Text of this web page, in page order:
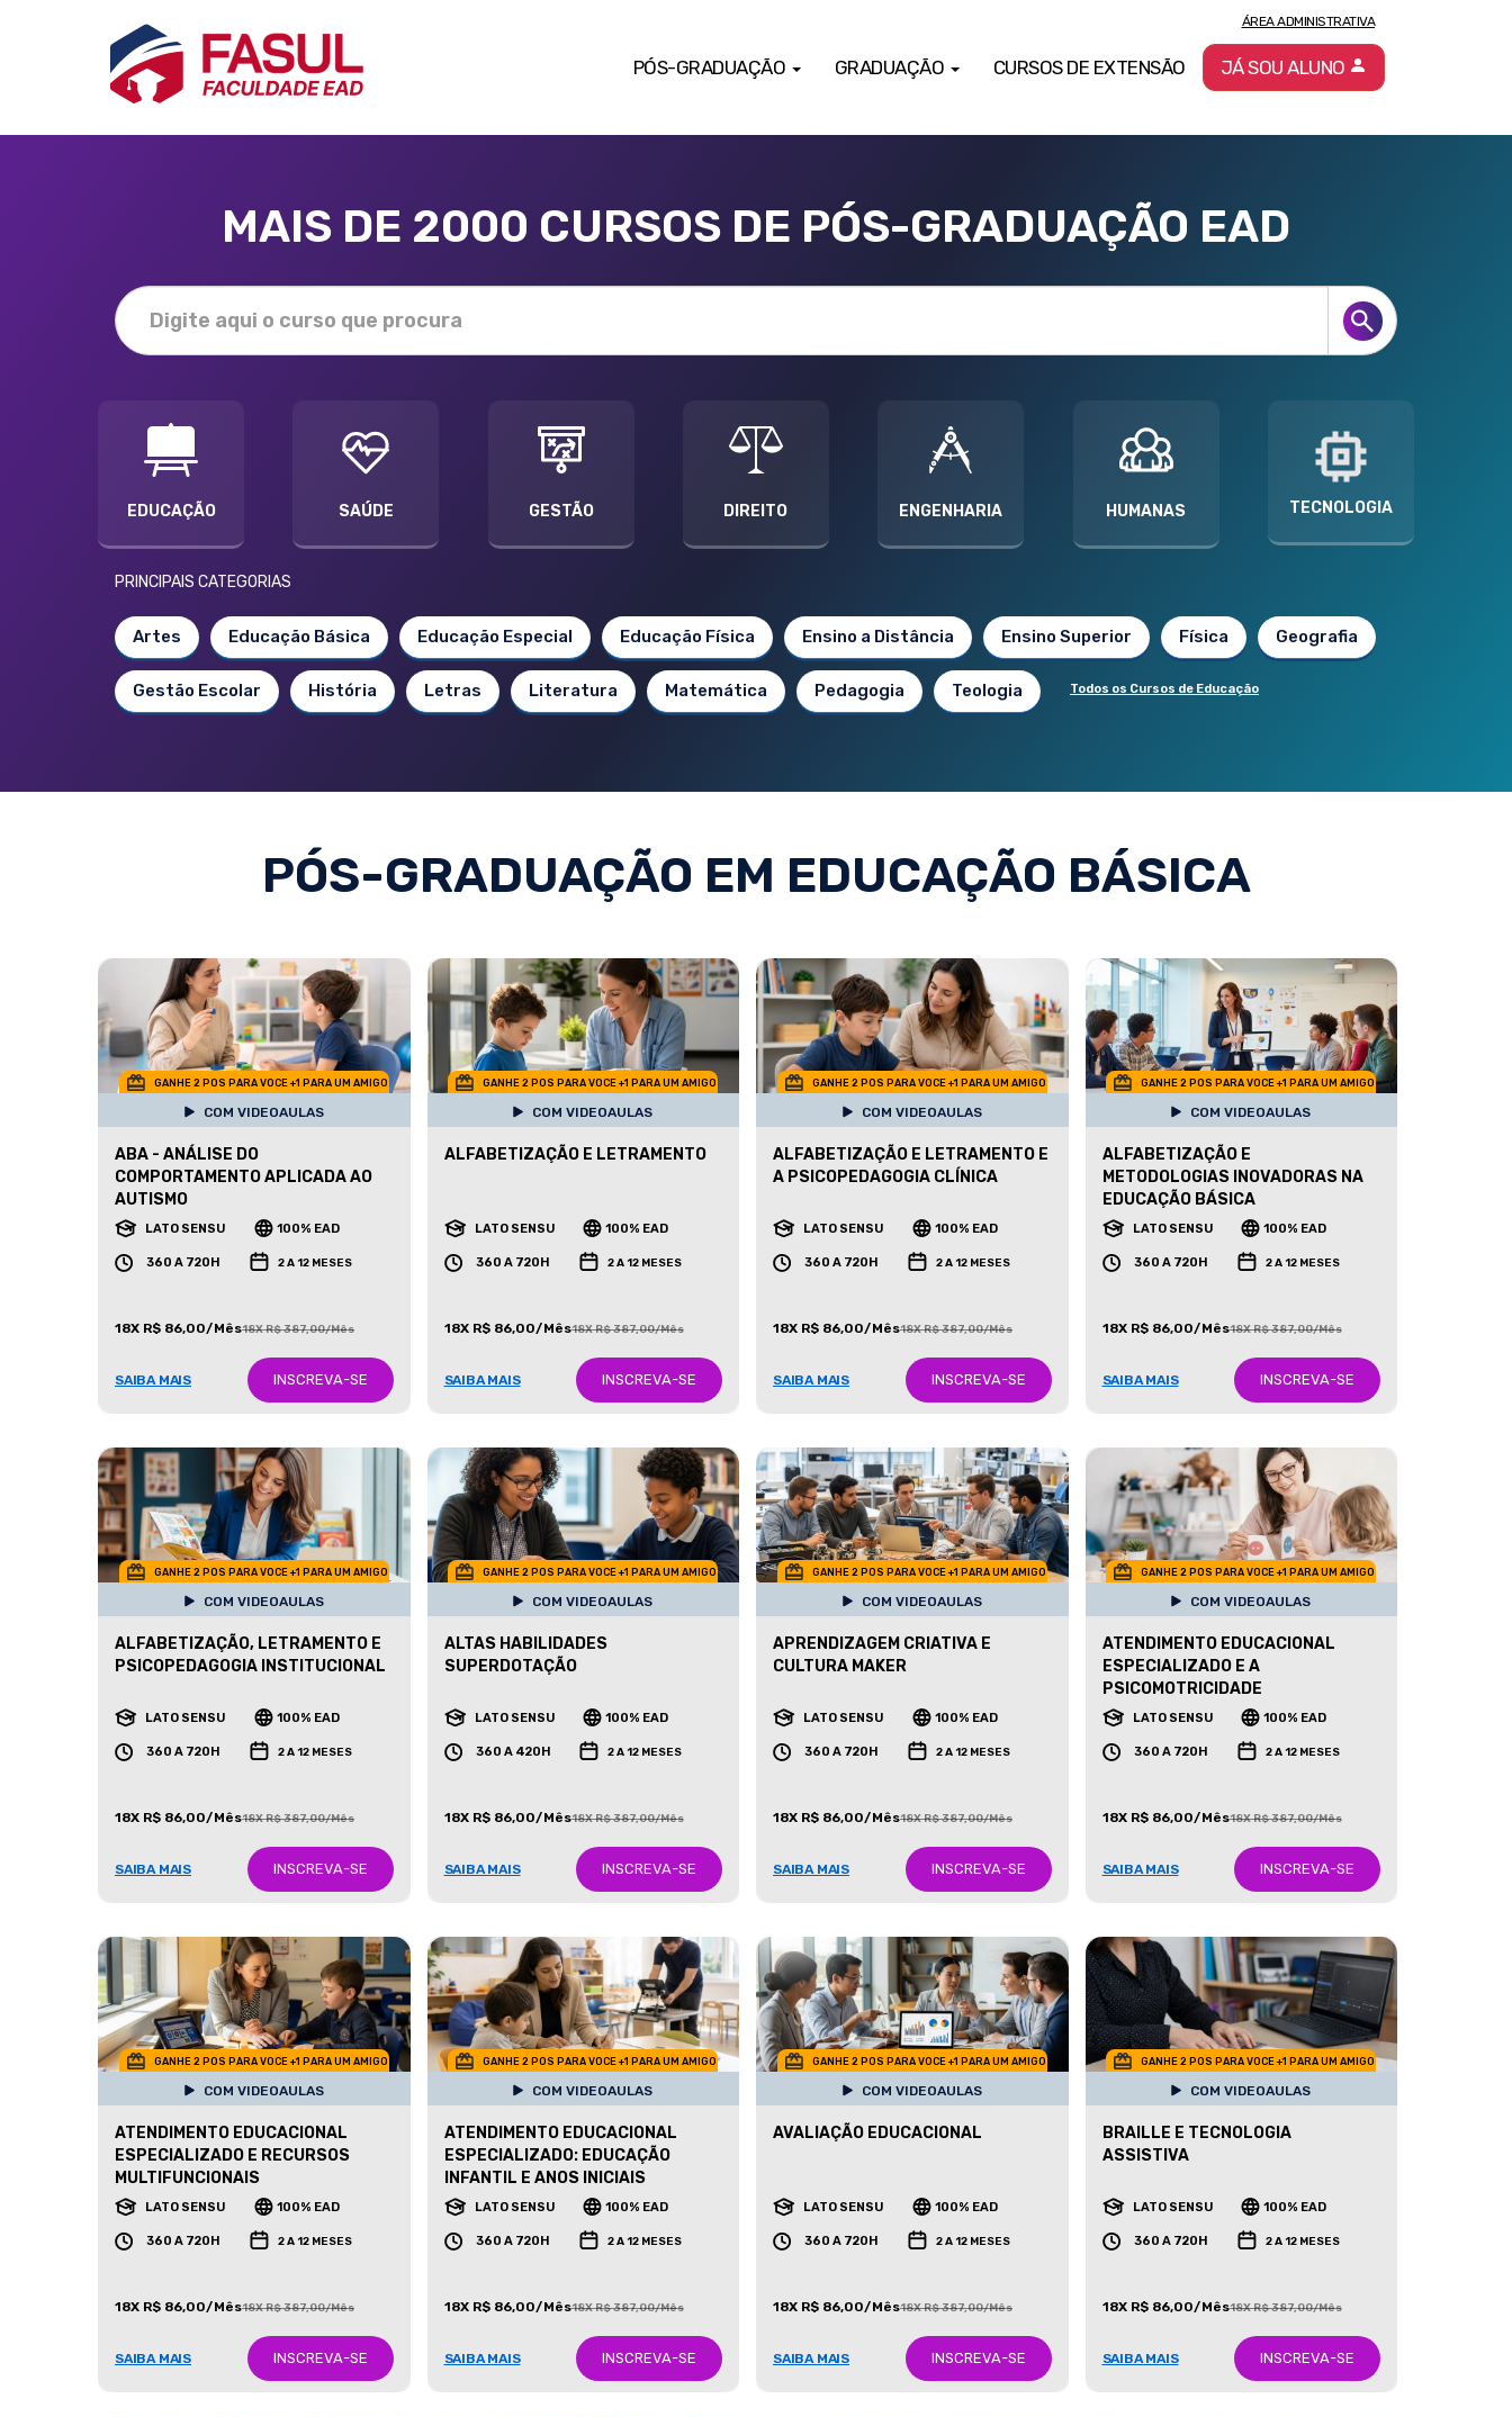
PÓS-GRADUAÇÃO GRADUAÇÃO CURSOS DE EXTENSÃO
ÁREA ADMINISTRATIVA
JÁ SOU ALUNO
MAIS DE 2000 CURSOS DE PÓS-GRADUAÇÃO EAD
EDUCAÇÃO SAÚDE GESTÃO DIREITO ENGENHARIA HUMANAS TECNOLOGIA
PRINCIPAIS CATEGORIAS
Artes Educação Básica Educação Especial Educação Física Ensino a Distância Ensino Superior Física Geografia
Gestão Escolar História Letras Literatura Matemática Pedagogia Teologia Todos os Cursos de Educação
PÓS-GRADUAÇÃO EM EDUCAÇÃO BÁSICA
GANHE 2 POS PARA VOCE +1 PARA UM AMIGO
COM VIDEOAULAS
ABA - ANÁLISE DO
COMPORTAMENTO APLICADA AO
AUTISMO
LATO SENSU 100% EAD
360 A 720H 2 A 12 MESES
18X R$ 86,00/Mês18X R$ 387,00/Mês
SAIBA MAIS INSCREVA-SE
GANHE 2 POS PARA VOCE +1 PARA UM AMIGO
COM VIDEOAULAS
ALFABETIZAÇÃO E LETRAMENTO
LATO SENSU 100% EAD
360 A 720H 2 A 12 MESES
18X R$ 86,00/Mês18X R$ 387,00/Mês
SAIBA MAIS INSCREVA-SE
GANHE 2 POS PARA VOCE +1 PARA UM AMIGO
COM VIDEOAULAS
ALFABETIZAÇÃO E LETRAMENTO E
A PSICOPEDAGOGIA CLÍNICA
LATO SENSU 100% EAD
360 A 720H 2 A 12 MESES
18X R$ 86,00/Mês18X R$ 387,00/Mês
SAIBA MAIS INSCREVA-SE
GANHE 2 POS PARA VOCE +1 PARA UM AMIGO
COM VIDEOAULAS
ALFABETIZAÇÃO E
METODOLOGIAS INOVADORAS NA
EDUCAÇÃO BÁSICA
LATO SENSU 100% EAD
360 A 720H 2 A 12 MESES
18X R$ 86,00/Mês18X R$ 387,00/Mês
SAIBA MAIS INSCREVA-SE
GANHE 2 POS PARA VOCE +1 PARA UM AMIGO
COM VIDEOAULAS
ALFABETIZAÇÃO, LETRAMENTO E
PSICOPEDAGOGIA INSTITUCIONAL
LATO SENSU 100% EAD
360 A 720H 2 A 12 MESES
18X R$ 86,00/Mês18X R$ 387,00/Mês
SAIBA MAIS INSCREVA-SE
GANHE 2 POS PARA VOCE +1 PARA UM AMIGO
COM VIDEOAULAS
ALTAS HABILIDADES
SUPERDOTAÇÃO
LATO SENSU 100% EAD
360 A 420H 2 A 12 MESES
18X R$ 86,00/Mês18X R$ 387,00/Mês
SAIBA MAIS INSCREVA-SE
GANHE 2 POS PARA VOCE +1 PARA UM AMIGO
COM VIDEOAULAS
APRENDIZAGEM CRIATIVA E
CULTURA MAKER
LATO SENSU 100% EAD
360 A 720H 2 A 12 MESES
18X R$ 86,00/Mês18X R$ 387,00/Mês
SAIBA MAIS INSCREVA-SE
GANHE 2 POS PARA VOCE +1 PARA UM AMIGO
COM VIDEOAULAS
ATENDIMENTO EDUCACIONAL
ESPECIALIZADO E A
PSICOMOTRICIDADE
LATO SENSU 100% EAD
360 A 720H 2 A 12 MESES
18X R$ 86,00/Mês18X R$ 387,00/Mês
SAIBA MAIS INSCREVA-SE
GANHE 2 POS PARA VOCE +1 PARA UM AMIGO
COM VIDEOAULAS
ATENDIMENTO EDUCACIONAL
ESPECIALIZADO E RECURSOS
MULTIFUNCIONAIS
LATO SENSU 100% EAD
360 A 720H 2 A 12 MESES
18X R$ 86,00/Mês18X R$ 387,00/Mês
SAIBA MAIS INSCREVA-SE
GANHE 2 POS PARA VOCE +1 PARA UM AMIGO
COM VIDEOAULAS
ATENDIMENTO EDUCACIONAL
ESPECIALIZADO: EDUCAÇÃO
INFANTIL E ANOS INICIAIS
LATO SENSU 100% EAD
360 A 720H 2 A 12 MESES
18X R$ 86,00/Mês18X R$ 387,00/Mês
SAIBA MAIS INSCREVA-SE
GANHE 2 POS PARA VOCE +1 PARA UM AMIGO
COM VIDEOAULAS
AVALIAÇÃO EDUCACIONAL
LATO SENSU 100% EAD
360 A 720H 2 A 12 MESES
18X R$ 86,00/Mês18X R$ 387,00/Mês
SAIBA MAIS INSCREVA-SE
GANHE 2 POS PARA VOCE +1 PARA UM AMIGO
COM VIDEOAULAS
BRAILLE E TECNOLOGIA
ASSISTIVA
LATO SENSU 100% EAD
360 A 720H 2 A 12 MESES
18X R$ 86,00/Mês18X R$ 387,00/Mês
SAIBA MAIS INSCREVA-SE